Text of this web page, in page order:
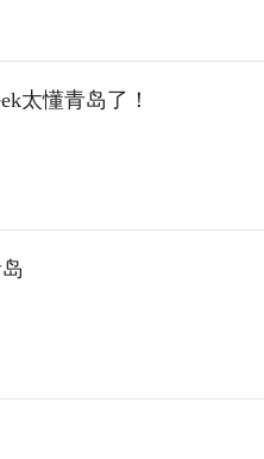
太懂青岛了！